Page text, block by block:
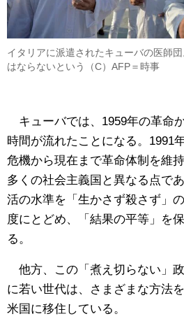
イタリアに派遣されたキューバの医師
はならないという（C）AFP＝時事
キューバでは、1959年の革命
時間が流れたことになる。1991
危機から現在まで革命体制を維
多くの社会主義国と異なる点で
活の水準を「生かさず殺さず」
度にとどめ、「結果の平等」を
る。
他方、この「煮え切らない」
に若い世代は、さまざまな方法
米国に移住している。